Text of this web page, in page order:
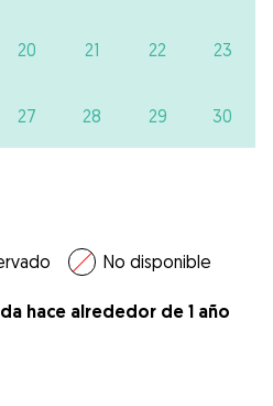
20 21 22 23
27 28 29 30
No disponible
hace alrededor de 1 año